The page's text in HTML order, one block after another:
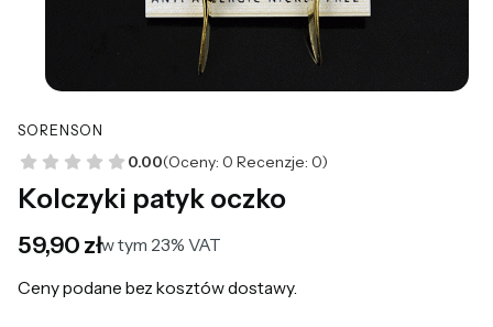
SORENSON
0.00(Oceny: 0 Recenzje: 0)
Kolczyki patyk oczko
Cena
59,90 złw tym 23% VAT
w tym 23% VAT
Ceny podane bez kosztów dostawy.